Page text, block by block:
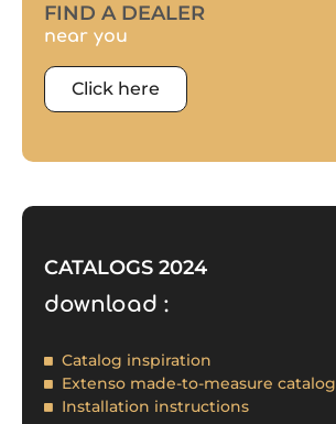
FIND A DEALER
near you
Click here
CATALOGS 2024
download :
Catalog inspiration
Extenso made-to-measure catalog
Installation instructions